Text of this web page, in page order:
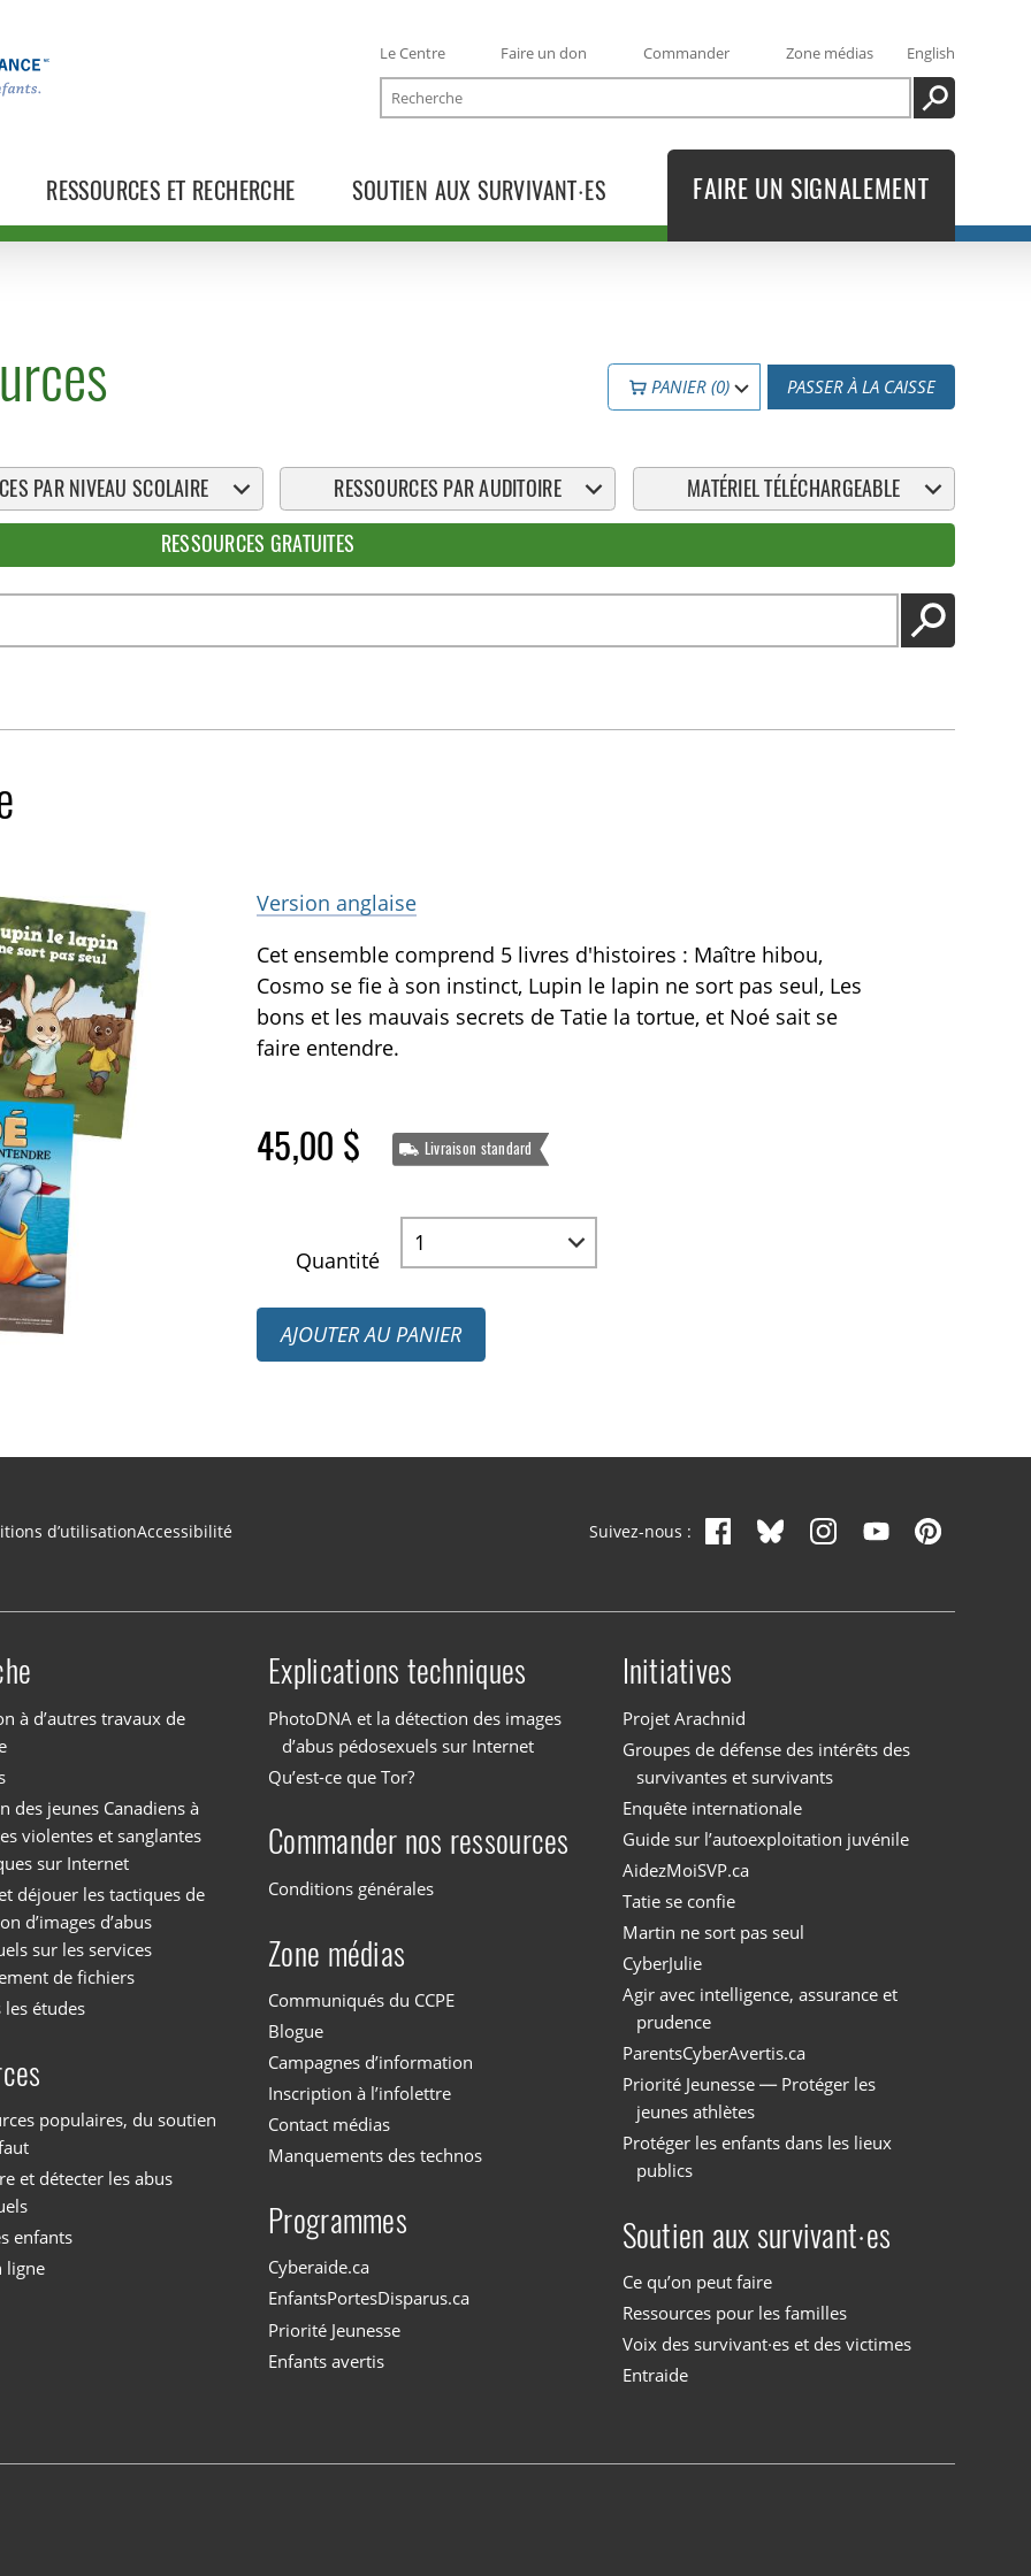
RESSOURCES ET RECHERCHE SOUTIEN AUX SURVIVANT·ES
Le Centre Faire un don Commander Zone médias
English
Recherche
RECHERCHE
FAIRE UN SIGNALEMENT
PANIER (0) PASSER À LA CAISSE
PAR NIVEAU SCOLAIRE RESSOURCES PAR AUDITOIRE MATÉRIEL TÉLÉCHARGEABLE
RESSOURCES GRATUITES
LANCER
Version anglaise
Cet ensemble comprend 5 livres d'histoires : Maître hibou,
Cosmo se fie à son instinct, Lupin le lapin ne sort pas seul, Les
bons et les mauvais secrets de Tatie la tortue, et Noé sait se
faire entendre.
45,00 $ Livraison standard
Quantité
AJOUTER AU PANIER
d’utilisationAccessibilité Suivez-nous :
à d’autres travaux de
des jeunes Canadiens à
violentes et sanglantes
sur Internet
déjouer les tactiques de
d’images d’abus
sur les services
de fichiers
études
populaires, du soutien
et détecter les abus
enfants
ligne
Explications techniques
PhotoDNA et la détection des images
d’abus pédosexuels sur Internet
Qu’est-ce que Tor?
Commander nos ressources
Conditions générales
Zone médias
Communiqués du CCPE
Blogue
Campagnes d’information
Inscription à l’infolettre
Contact médias
Manquements des technos
Programmes
Cyberaide.ca
EnfantsPortesDisparus.ca
Priorité Jeunesse
Enfants avertis
Initiatives
Projet Arachnid
Groupes de défense des intérêts des
survivantes et survivants
Enquête internationale
Guide sur l’autoexploitation juvénile
AidezMoiSVP.ca
Tatie se confie
Martin ne sort pas seul
CyberJulie
Agir avec intelligence, assurance et
prudence
ParentsCyberAvertis.ca
Priorité Jeunesse — Protéger les
jeunes athlètes
Protéger les enfants dans les lieux
publics
Soutien aux survivant·es
Ce qu’on peut faire
Ressources pour les familles
Voix des survivant·es et des victimes
Entraide